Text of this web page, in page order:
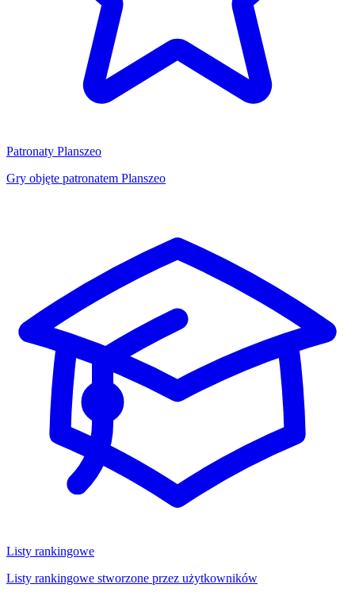
Patronaty Planszeo
Gry objęte patronatem Planszeo
Listy rankingowe
Listy rankingowe stworzone przez użytkowników